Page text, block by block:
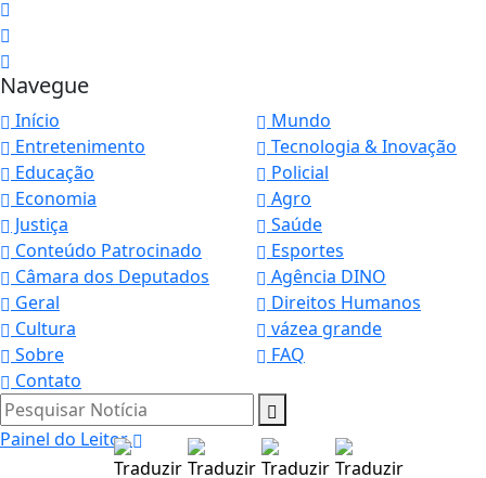
Navegue
Início
Mundo
Entretenimento
Tecnologia & Inovação
Educação
Policial
Economia
Agro
Justiça
Saúde
Conteúdo Patrocinado
Esportes
Câmara dos Deputados
Agência DINO
Geral
Direitos Humanos
Cultura
vázea grande
Sobre
FAQ
Contato
Pesquisar Notícia
Painel do Leitor